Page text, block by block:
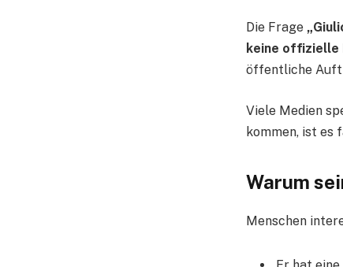
Die Frage
keine
öffentliche
Viele Medien
kommen, ist es
Warum
Menschen